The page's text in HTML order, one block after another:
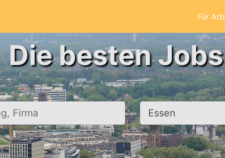
Für
Die besten
Ort, Stadt